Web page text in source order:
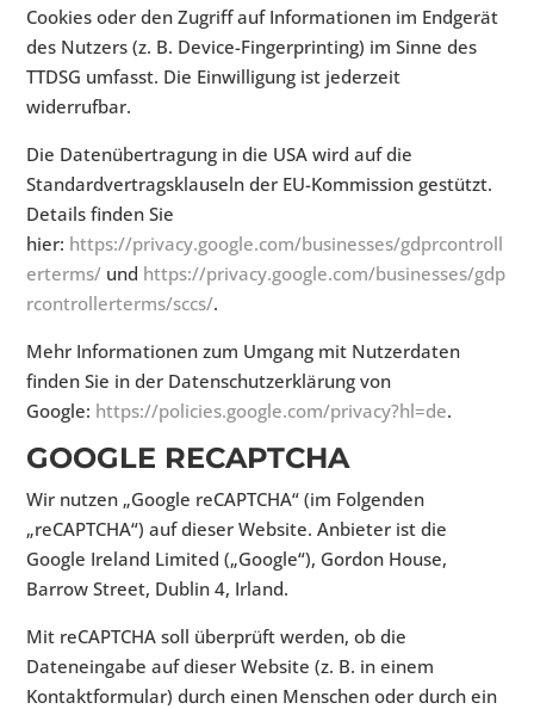
Cookies oder den Zugriff auf Informationen im Endgerät
des Nutzers (z. B. Device-Fingerprinting) im Sinne des
TTDSG umfasst. Die Einwilligung ist jederzeit
widerrufbar.
Die Datenübertragung in die USA wird auf die
Standardvertragsklauseln der EU-Kommission gestützt.
Details finden Sie
hier: https://privacy.google.com/businesses/gdprcontroll
erterms/ und https://privacy.google.com/businesses/gdp
rcontrollerterms/sccs/.
Mehr Informationen zum Umgang mit Nutzerdaten
finden Sie in der Datenschutzerklärung von
Google: https://policies.google.com/privacy?hl=de.
GOOGLE RECAPTCHA
Wir nutzen „Google reCAPTCHA“ (im Folgenden
„reCAPTCHA“) auf dieser Website. Anbieter ist die
Google Ireland Limited („Google“), Gordon House,
Barrow Street, Dublin 4, Irland.
Mit reCAPTCHA soll überprüft werden, ob die
Dateneingabe auf dieser Website (z. B. in einem
Kontaktformular) durch einen Menschen oder durch ein